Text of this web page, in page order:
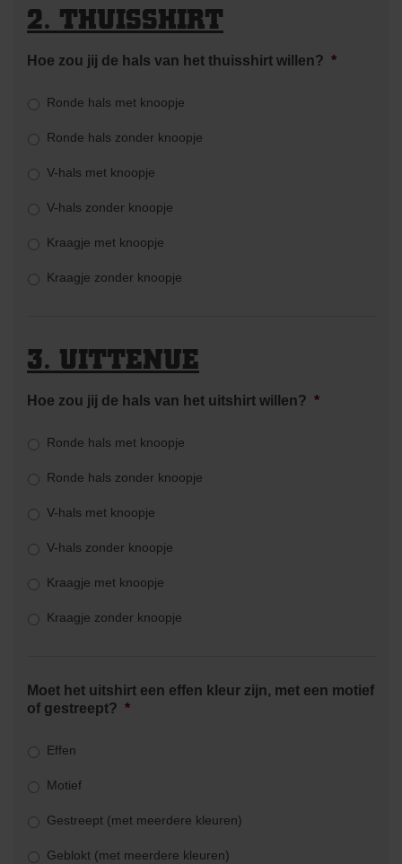
2. THUISSHIRT
Hoe zou jij de hals van het thuisshirt willen? *
Ronde hals met knoopje
Ronde hals zonder knoopje
V-hals met knoopje
V-hals zonder knoopje
Kraagje met knoopje
Kraagje zonder knoopje
3. UITTENUE
Hoe zou jij de hals van het uitshirt willen? *
Ronde hals met knoopje
Ronde hals zonder knoopje
V-hals met knoopje
V-hals zonder knoopje
Kraagje met knoopje
Kraagje zonder knoopje
Moet het uitshirt een effen kleur zijn, met een motief
of gestreept? *
Effen
Motief
Gestreept (met meerdere kleuren)
Geblokt (met meerdere kleuren)